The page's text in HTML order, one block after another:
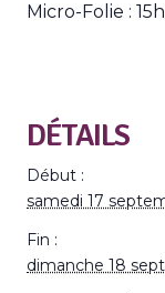
Micro-Folie :
DÉTAILS
Début :
samedi 17
Fin :
dimanche 18